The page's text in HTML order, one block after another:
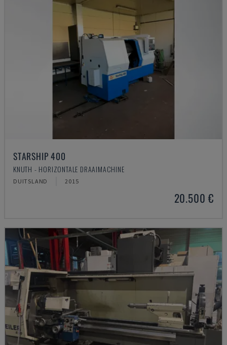
STARSHIP 400
KNUTH - HORIZONTALE DRAAIMACHINE
DUITSLAND 2015
20.500 €